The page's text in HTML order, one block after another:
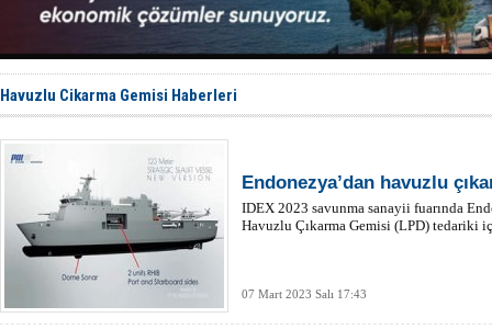
TÜRKLİM
SOCAR da
Dünyanın
Havuzlu Cikarma Gemisi Haberleri
Endonezya’dan havuzlu
IDEX 2023 savunma sanayii fuarında
Havuzlu Çıkarma Gemisi (LPD) tedariki
07 Mart 2023 Salı 17:43